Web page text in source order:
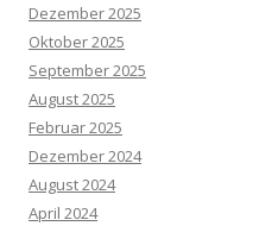
Dezember 2025
Oktober 2025
September 2025
August 2025
Februar 2025
Dezember 2024
August 2024
April 2024